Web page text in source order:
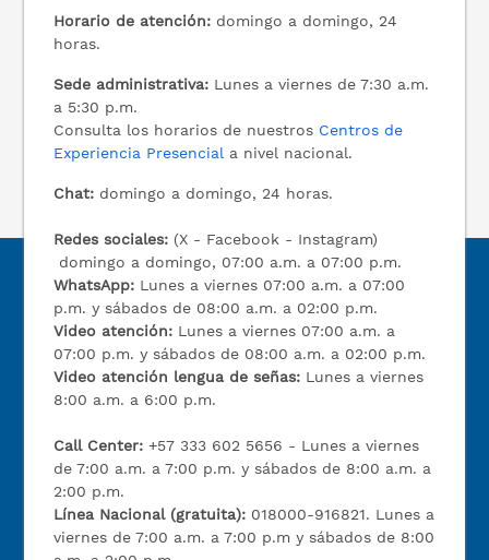
Horario de atención: domingo a domingo, 24
horas.
Sede administrativa: Lunes a viernes de 7:30 a.m.
a 5:30 p.m.
Consulta los horarios de nuestros Centros de
Experiencia Presencial a nivel nacional.
Chat: domingo a domingo, 24 horas.
Redes sociales: (X - Facebook - Instagram)
domingo a domingo, 07:00 a.m. a 07:00 p.m.
WhatsApp: Lunes a viernes 07:00 a.m. a 07:00
p.m. y sábados de 08:00 a.m. a 02:00 p.m.
Video atención: Lunes a viernes 07:00 a.m. a
07:00 p.m. y sábados de 08:00 a.m. a 02:00 p.m.
Video atención lengua de señas: Lunes a viernes
8:00 a.m. a 6:00 p.m.
Call Center:+57 333 602 5656 - Lunes a viernes
de 7:00 a.m. a 7:00 p.m. y sábados de 8:00 a.m. a
2:00 p.m.
Línea Nacional (gratuita): 018000-916821. Lunes a
viernes de 7:00 a.m. a 7:00 p.m y sábados de 8:00